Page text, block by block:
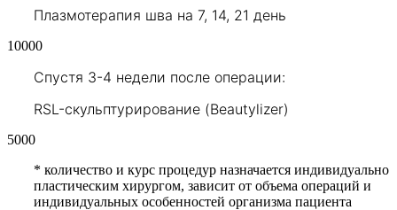
Плазмотерапия шва на 7, 14, 21 день
10000
Cпустя 3-4 недели после операции:
RSL-скульптурирование (Beautylizer)
5000
* количество и курс процедур назначается индивидуально
пластическим хирургом, зависит от объема операций и
индивидуальных особенностей организма пациента